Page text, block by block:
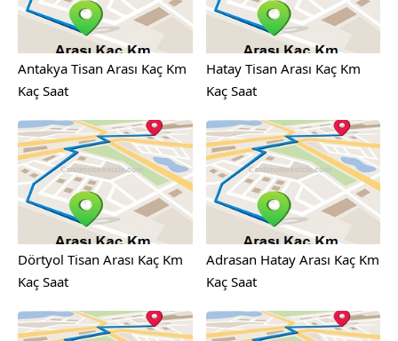
Antakya Tisan Arası Kaç Km
Kaç Saat
Hatay Tisan Arası Kaç Km
Kaç Saat
Dörtyol Tisan Arası Kaç Km
Kaç Saat
Adrasan Hatay Arası Kaç Km
Kaç Saat